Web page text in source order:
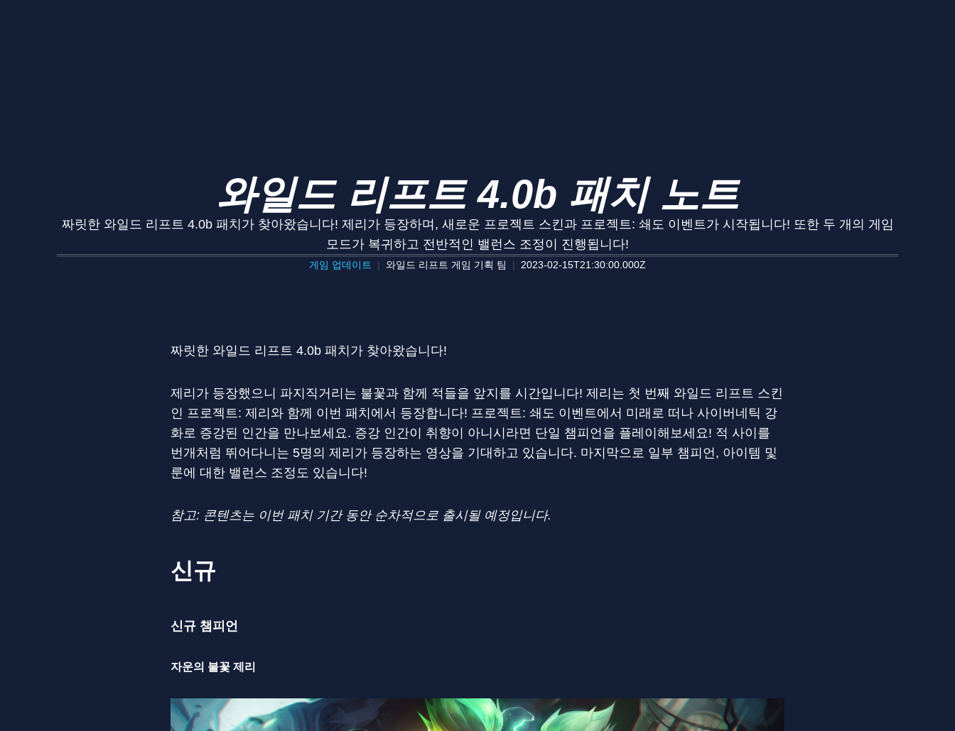
와일드 리프트 4.0b 패치 노트
짜릿한 와일드 리프트 4.0b 패치가 찾아왔습니다! 제리가 등장하며, 새로운 프로젝트 스킨과 프로젝트: 쇄도 이벤트가 시작됩니다! 또한 두 개의 게임
모드가 복귀하고 전반적인 밸런스 조정이 진행됩니다!
게임 업데이트 와일드 리프트 게임 기획 팀 2023-02-15T21:30:00.000Z
짜릿한 와일드 리프트 4.0b 패치가 찾아왔습니다!
제리가 등장했으니 파지직거리는 불꽃과 함께 적들을 앞지를 시간입니다! 제리는 첫 번째 와일드 리프트 스킨
인 프로젝트: 제리와 함께 이번 패치에서 등장합니다! 프로젝트: 쇄도 이벤트에서 미래로 떠나 사이버네틱 강
화로 증강된 인간을 만나보세요. 증강 인간이 취향이 아니시라면 단일 챔피언을 플레이해보세요! 적 사이를
번개처럼 뛰어다니는 5명의 제리가 등장하는 영상을 기대하고 있습니다. 마지막으로 일부 챔피언, 아이템 및
룬에 대한 밸런스 조정도 있습니다!
참고: 콘텐츠는 이번 패치 기간 동안 순차적으로 출시될 예정입니다.
신규
신규 챔피언
자운의 불꽃 제리